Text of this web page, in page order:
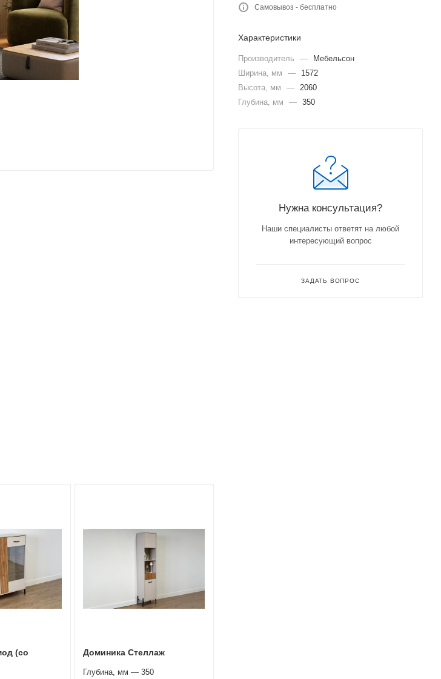
(со
Доминика Стеллаж
Глубина, мм — 350
Самовывоз - бесплатно
Характеристики
Производитель —
Мебельсон
Ширина, мм
—
1572
Высота, мм
— 2060
Глубина, мм
— 350
Нужна консультация?
Наши специалисты ответят на любой
интересующий вопрос
ЗАДАТЬ ВОПРОС